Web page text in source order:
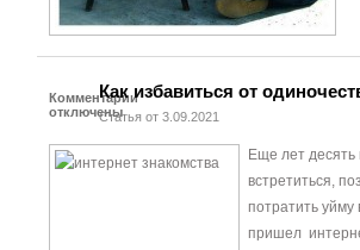
Комментарии
отключены
Как избавиться от
Статья от 3.09.2021
Еще лет десять
встретиться,
потратить
пришел